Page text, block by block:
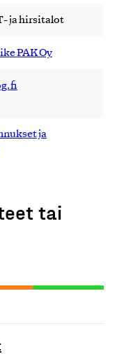
ja hirsitalot
PAK Oy
ja
tai